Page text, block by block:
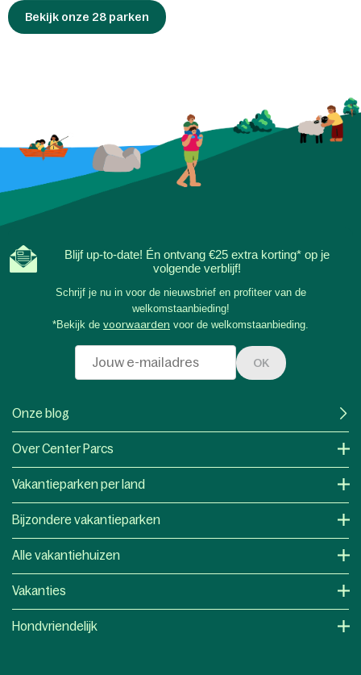
Bekijk onze 28 parken
Blijf up-to-date! Én ontvang €25 extra korting* op je
volgende verblijf!
Schrijf je nu in voor de nieuwsbrief en profiteer van de
welkomstaanbieding!
*Bekijk de voorwaarden voor de welkomstaanbieding.
OK
Onze blog
Over Center Parcs
Vakantieparken per land
Bijzondere vakantieparken
Alle vakantiehuizen
Vakanties
Hondvriendelijk